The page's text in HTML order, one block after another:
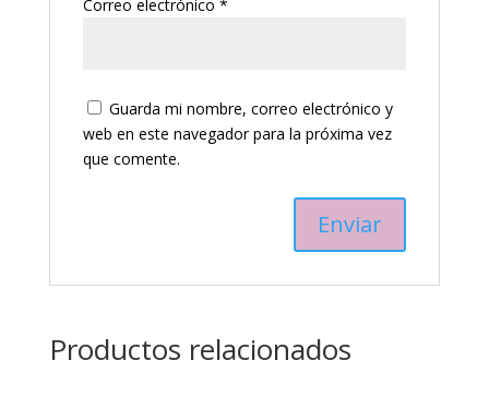
Correo electrónico *
Guarda mi nombre, correo electrónico y
web en este navegador para la próxima vez
que comente.
Productos relacionados